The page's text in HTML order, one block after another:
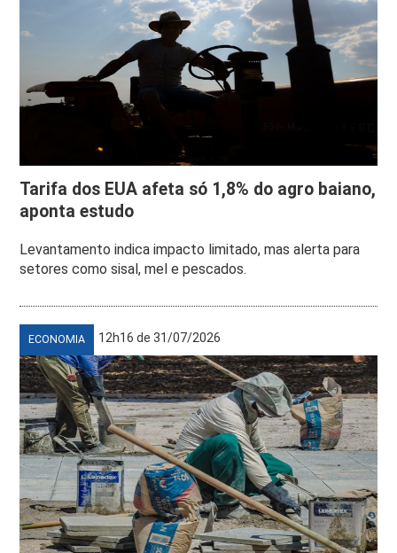
Tarifa dos EUA afeta só 1,8% do agro baiano,
aponta estudo
Levantamento indica impacto limitado, mas alerta para
setores como sisal, mel e pescados.
ECONOMIA 12h16 de 31/07/2026